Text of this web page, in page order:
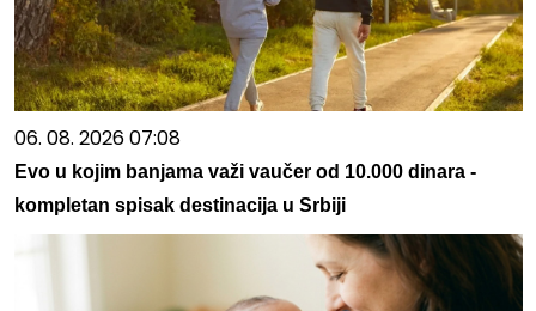
06. 08. 2026 07:08
Evo u kojim banjama važi vaučer od 10.000 dinara -
kompletan spisak destinacija u Srbiji